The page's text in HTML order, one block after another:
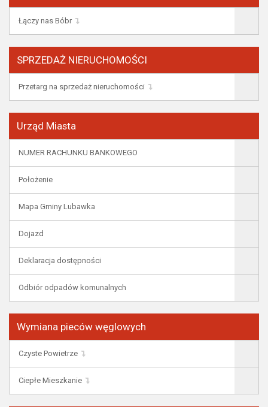
Łączy nas Bóbr
SPRZEDAŻ NIERUCHOMOŚCI
Przetarg na sprzedaż nieruchomości
Urząd Miasta
NUMER RACHUNKU BANKOWEGO
Położenie
Mapa Gminy Lubawka
Dojazd
Deklaracja dostępności
Odbiór odpadów komunalnych
Wymiana pieców węglowych
Czyste Powietrze
Ciepłe Mieszkanie